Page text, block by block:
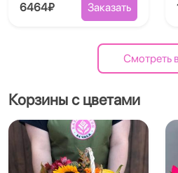
6464₽ Заказать
Смотреть
Корзины с цветами